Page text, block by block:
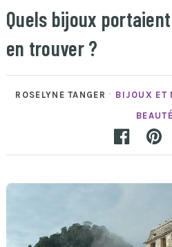
Quels bijoux
en trouver ?
ROSELYNE TANGER BIJOUX ET
BEAUTÉ